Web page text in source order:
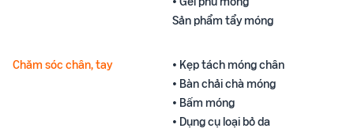
Sản phẩm tẩy móng
Chăm sóc chân, tay
• Kẹp tách móng chân
• Bàn chải chà móng
• Bấm móng
• Dụng cụ loại bỏ da